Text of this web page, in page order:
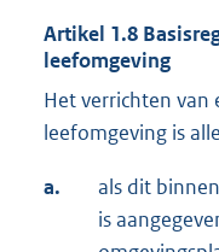
Artikel 1.8
leefomgeving
Het verrichten van
leefomgeving is
a.
als dit
is